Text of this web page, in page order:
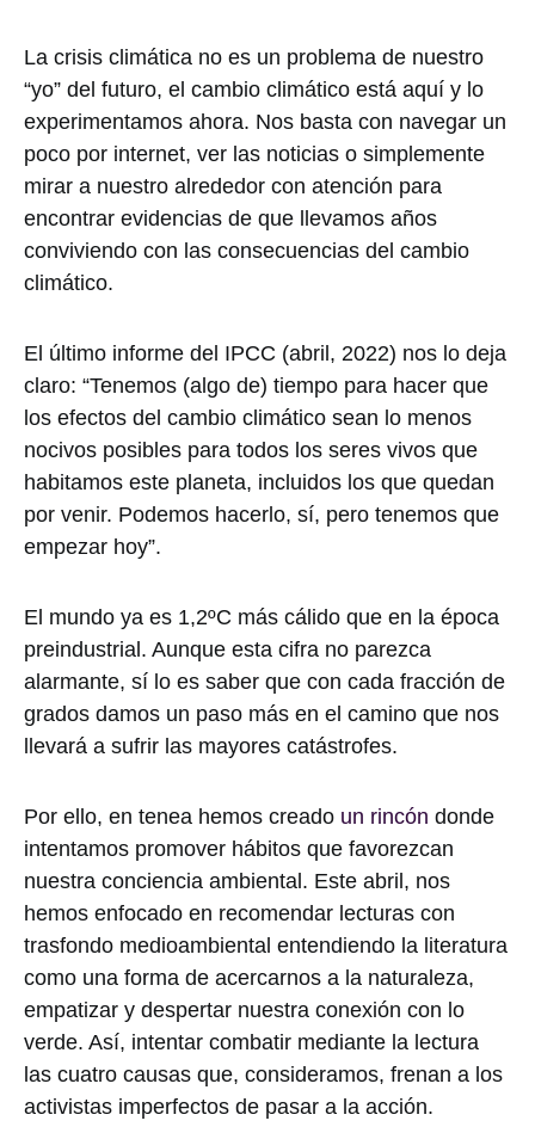
La crisis climática no es un problema de nuestro
“yo” del futuro, el cambio climático está aquí y lo
experimentamos ahora. Nos basta con navegar un
poco por internet, ver las noticias o simplemente
mirar a nuestro alrededor con atención para
encontrar evidencias de que llevamos años
conviviendo con las consecuencias del cambio
climático.
El último informe del IPCC (abril, 2022) nos lo deja
claro: “Tenemos (algo de) tiempo para hacer que
los efectos del cambio climático sean lo menos
nocivos posibles para todos los seres vivos que
habitamos este planeta, incluidos los que quedan
por venir. Podemos hacerlo, sí, pero tenemos que
empezar hoy”.
El mundo ya es 1,2ºC más cálido que en la época
preindustrial. Aunque esta cifra no parezca
alarmante, sí lo es saber que con cada fracción de
grados damos un paso más en el camino que nos
llevará a sufrir las mayores catástrofes.
Por ello, en tenea hemos creado un rincón donde
intentamos promover hábitos que favorezcan
nuestra conciencia ambiental. Este abril, nos
hemos enfocado en recomendar lecturas con
trasfondo medioambiental entendiendo la literatura
como una forma de acercarnos a la naturaleza,
empatizar y despertar nuestra conexión con lo
verde. Así, intentar combatir mediante la lectura
las cuatro causas que, consideramos, frenan a los
activistas imperfectos de pasar a la acción.